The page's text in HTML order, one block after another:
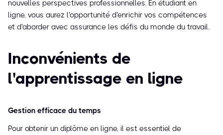
nouvelles perspectives professionnelles. En étudiant en
ligne, vous aurez l'opportunité d'enrichir vos compétences
et d'aborder avec assurance les défis du monde du travail.
Inconvénients de
l'apprentissage en ligne
Gestion efficace du temps
Pour obtenir un diplôme en ligne, il est essentiel de